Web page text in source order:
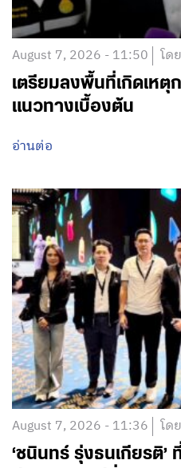
August 7, 2026 - 11:50 โด
เตรียมลงพื้นที่เกิดเห
แนวทางเบื้องต้น
อ่านต่อ
August 7, 2026 - 11:36 โด
‘ชนินทร์ รุ่งธนเกียรติ